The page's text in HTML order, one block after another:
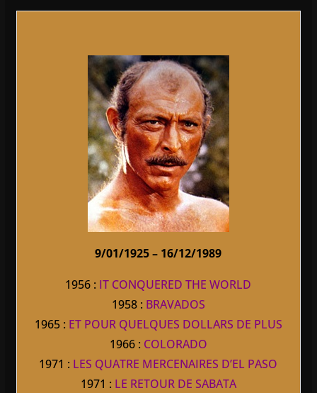
9/01/1925 – 16/12/1989
1956 : IT CONQUERED THE WORLD
1958 : BRAVADOS
1965 : ET POUR QUELQUES DOLLARS DE PLUS
1966 : COLORADO
1971 : LES QUATRE MERCENAIRES D’EL PASO
1971 : LE RETOUR DE SABATA